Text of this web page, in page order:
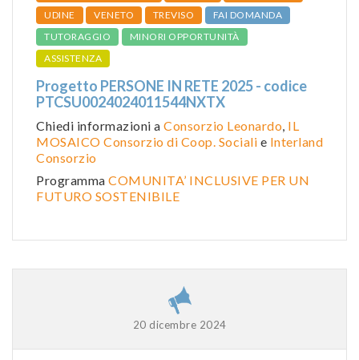
UDINE
VENETO TREVISO
FAI DOMANDA
TUTORAGGIO
MINORI OPPORTUNITÀ
ASSISTENZA
Progetto PERSONE IN RETE 2025 - codice
PTCSU0024024011544NXTX
Chiedi informazioni a Consorzio Leonardo, IL
MOSAICO Consorzio di Coop. Sociali e Interland
Consorzio
Programma COMUNITA’ INCLUSIVE PER UN
FUTURO SOSTENIBILE
20 dicembre 2024